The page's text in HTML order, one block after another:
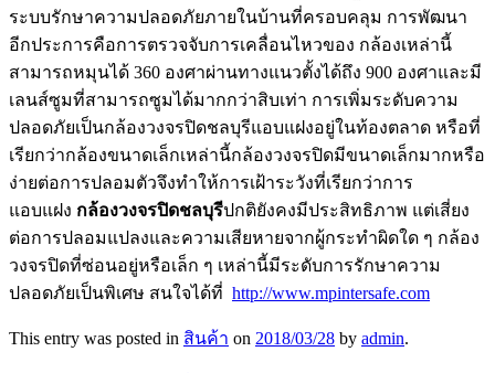
ระบบรักษาความปลอดภัยภายในบ้านที่ครอบคลุม การพัฒนา
อีกประการคือการตรวจจับการเคลื่อนไหวของ กล้องเหล่านี้
สามารถหมุนได้ 360 องศาผ่านทางแนวตั้งได้ถึง 900 องศาและมี
เลนส์ซูมที่สามารถซูมได้มากกว่าสิบเท่า การเพิ่มระดับความ
ปลอดภัยเป็นกล้องวงจรปิดชลบุรีแอบแฝงอยู่ในท้องตลาด หรือที่
เรียกว่ากล้องขนาดเล็กเหล่านี้กล้องวงจรปิดมีขนาดเล็กมากหรือ
ง่ายต่อการปลอมตัวจึงทำให้การเฝ้าระวังที่เรียกว่าการ
แอบแฝง กล้องวงจรปิดชลบุรีปกติยังคงมีประสิทธิภาพ แต่เสี่ยง
ต่อการปลอมแปลงและความเสียหายจากผู้กระทำผิดใด ๆ กล้อง
วงจรปิดที่ซ่อนอยู่หรือเล็ก ๆ เหล่านี้มีระดับการรักษาความ
ปลอดภัยเป็นพิเศษ สนใจได้ที่ http://www.mpintersafe.com
This entry was posted in สินค้า on 2018/03/28 by admin.